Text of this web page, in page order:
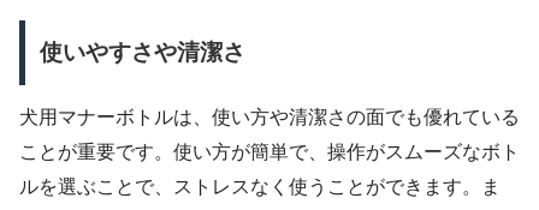
使いやすさや清潔さ
犬用マナーボトルは、使い方や清潔さの面でも優れている
ことが重要です。使い方が簡単で、操作がスムーズなボト
ルを選ぶことで、ストレスなく使うことができます。ま